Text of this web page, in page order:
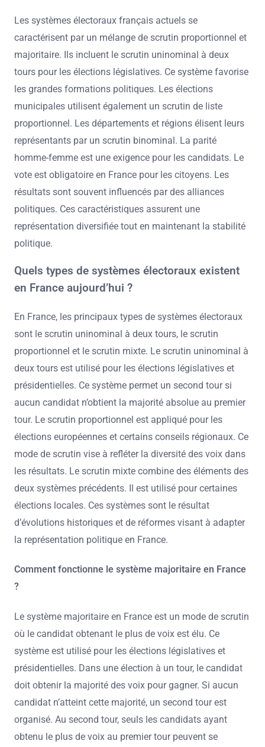
Les systèmes électoraux français actuels se
caractérisent par un mélange de scrutin proportionnel et
majoritaire. Ils incluent le scrutin uninominal à deux
tours pour les élections législatives. Ce système favorise
les grandes formations politiques. Les élections
municipales utilisent également un scrutin de liste
proportionnel. Les départements et régions élisent leurs
représentants par un scrutin binominal. La parité
homme-femme est une exigence pour les candidats. Le
vote est obligatoire en France pour les citoyens. Les
résultats sont souvent influencés par des alliances
politiques. Ces caractéristiques assurent une
représentation diversifiée tout en maintenant la stabilité
politique.
Quels types de systèmes électoraux existent
en France aujourd’hui ?
En France, les principaux types de systèmes électoraux
sont le scrutin uninominal à deux tours, le scrutin
proportionnel et le scrutin mixte. Le scrutin uninominal à
deux tours est utilisé pour les élections législatives et
présidentielles. Ce système permet un second tour si
aucun candidat n’obtient la majorité absolue au premier
tour. Le scrutin proportionnel est appliqué pour les
élections européennes et certains conseils régionaux. Ce
mode de scrutin vise à refléter la diversité des voix dans
les résultats. Le scrutin mixte combine des éléments des
deux systèmes précédents. Il est utilisé pour certaines
élections locales. Ces systèmes sont le résultat
d’évolutions historiques et de réformes visant à adapter
la représentation politique en France.
Comment fonctionne le système majoritaire en France
?
Le système majoritaire en France est un mode de scrutin
où le candidat obtenant le plus de voix est élu. Ce
système est utilisé pour les élections législatives et
présidentielles. Dans une élection à un tour, le candidat
doit obtenir la majorité des voix pour gagner. Si aucun
candidat n’atteint cette majorité, un second tour est
organisé. Au second tour, seuls les candidats ayant
obtenu le plus de voix au premier tour peuvent se